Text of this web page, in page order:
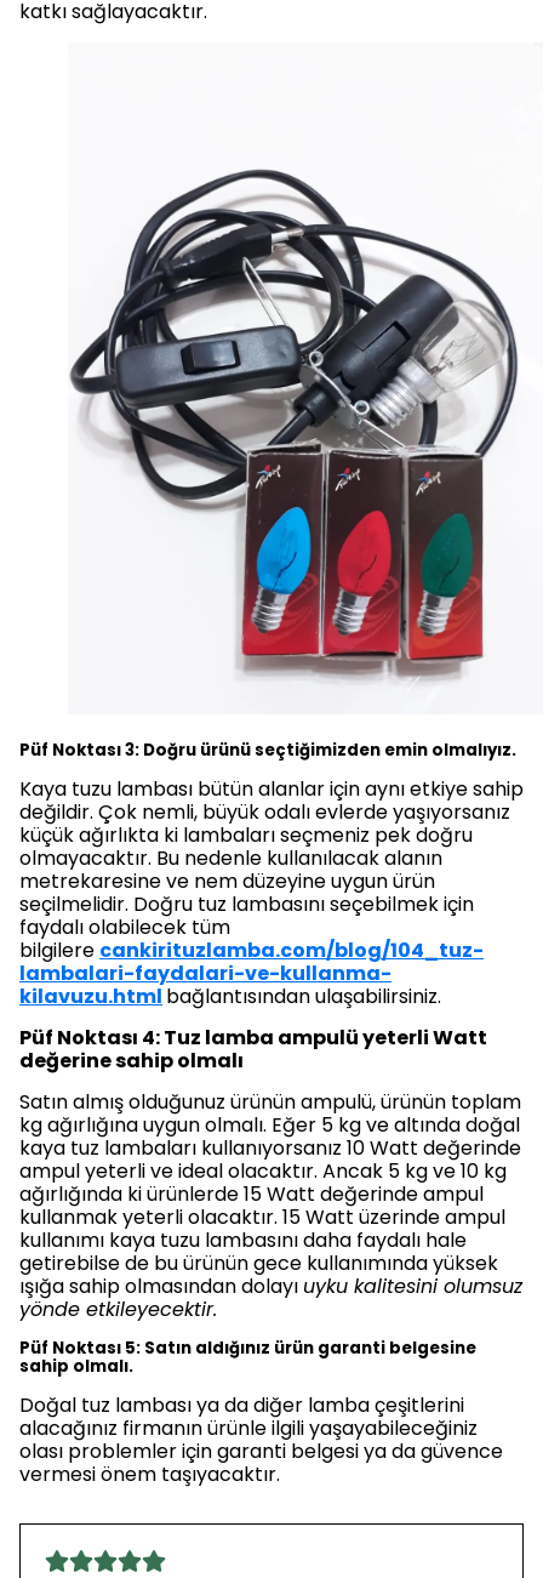
katkı sağlayacaktır.
Püf Noktası 3: Doğru ürünü seçtiğimizden emin olmalıyız.
Kaya tuzu lambası bütün alanlar için aynı etkiye sahip
değildir. Çok nemli, büyük odalı evlerde yaşıyorsanız
küçük ağırlıkta ki lambaları seçmeniz pek doğru
olmayacaktır. Bu nedenle kullanılacak alanın
metrekaresine ve nem düzeyine uygun ürün
seçilmelidir. Doğru tuz lambasını seçebilmek için
faydalı olabilecek tüm
bilgilere cankirituzlamba.com/blog/104_tuz-
lambalari-faydalari-ve-kullanma-
kilavuzu.html bağlantısından ulaşabilirsiniz.
Püf Noktası 4: Tuz lamba ampulü yeterli Watt
değerine sahip olmalı
Satın almış olduğunuz ürünün ampulü, ürünün toplam
kg ağırlığına uygun olmalı. Eğer 5 kg ve altında doğal
kaya tuz lambaları kullanıyorsanız 10 Watt değerinde
ampul yeterli ve ideal olacaktır. Ancak 5 kg ve 10 kg
ağırlığında ki ürünlerde 15 Watt değerinde ampul
kullanmak yeterli olacaktır. 15 Watt üzerinde ampul
kullanımı kaya tuzu lambasını daha faydalı hale
getirebilse de bu ürünün gece kullanımında yüksek
ışığa sahip olmasından dolayı uyku kalitesini olumsuz
yönde etkileyecektir.
Püf Noktası 5: Satın aldığınız ürün garanti belgesine
sahip olmalı.
Doğal tuz lambası ya da diğer lamba çeşitlerini
alacağınız firmanın ürünle ilgili yaşayabileceğiniz
olası problemler için garanti belgesi ya da güvence
vermesi önem taşıyacaktır.